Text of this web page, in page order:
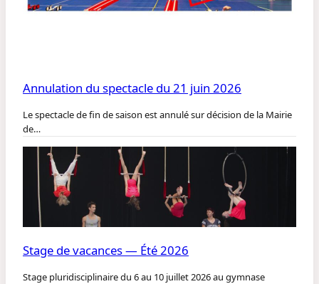
Annulation du spectacle du 21 juin 2026
Le spectacle de fin de saison est annulé sur décision de la Mairie
de…
Stage de vacances — Été 2026
Stage pluridisciplinaire du 6 au 10 juillet 2026 au gymnase